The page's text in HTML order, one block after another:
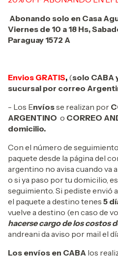
Abonando solo en Casa
Viernes de 10 a 18 Hs,
Paraguay 1572 A
Envios GRATIS, (solo CABA
sucursal por correo
- Los Envíosse realizan por
ARGENTINO o CORREO
domicilio.
Con el número de
paquete desde la página del
argentino no avisa cuando va
o si ya paso por tu domicilio,
seguimiento. Si pediste envió
el paquete a destino tenes 5
vuelve a destino (en caso de
hacerse cargo de los costos
andreani da aviso por mail el
Los envíos en CABA los